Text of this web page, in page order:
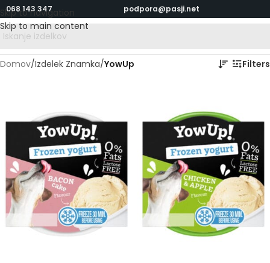
Skip to navigation
Skip to main content
068 143 347 podpora@pasji.net
Domov/Izdelek Znamka/YowUp Filters